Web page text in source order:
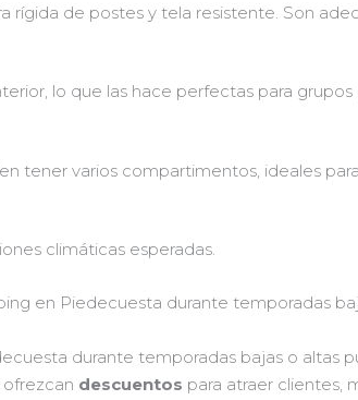
rígida de postes y tela resistente. Son
lo que las hace perfectas para grupos
tener varios compartimentos, ideales para
climáticas esperadas.
en Piedecuesta durante temporadas
durante temporadas bajas o altas
ofrezcan descuentos para atraer clientes,